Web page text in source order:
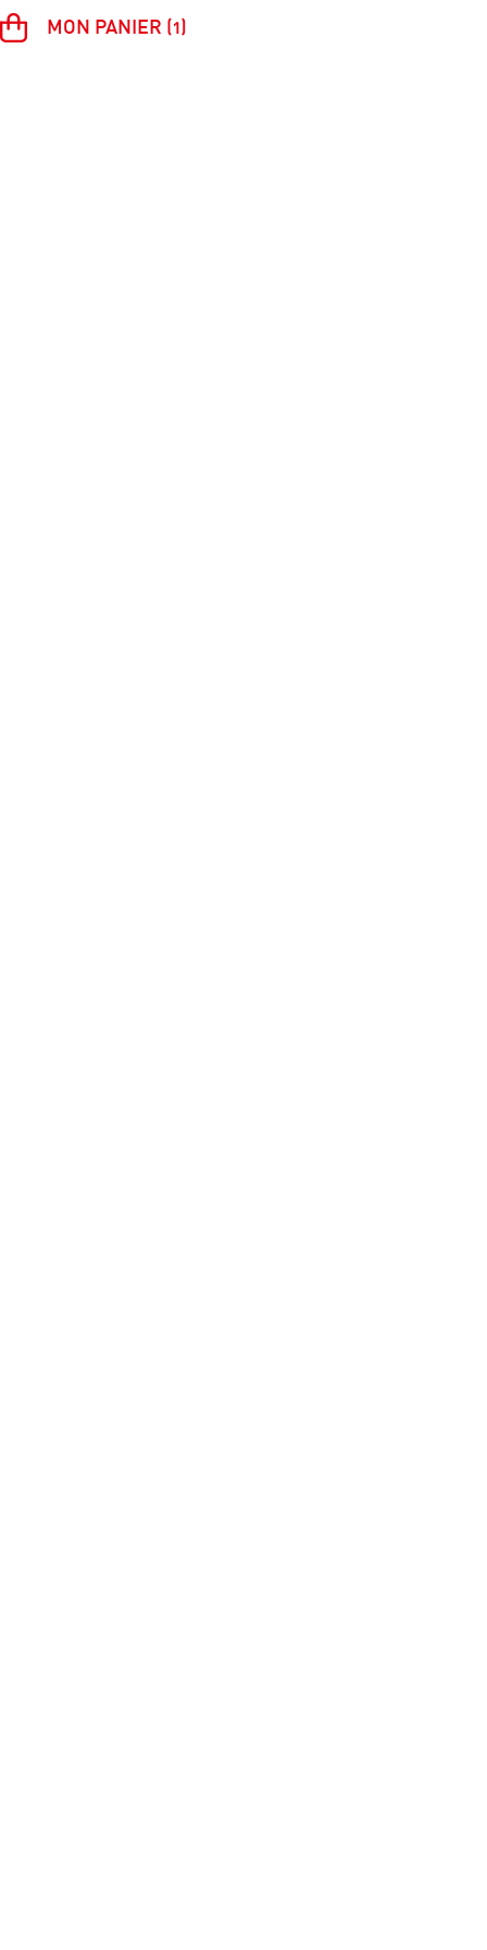
MON PANIER (1)